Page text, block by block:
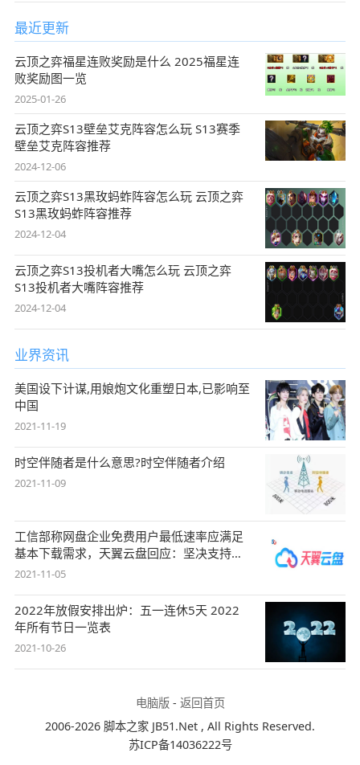
最近更新
云顶之弈福星连败奖励是什么 2025福星连
败奖励图一览
2025-01-26
云顶之弈S13壁垒艾克阵容怎么玩 S13赛季
壁垒艾克阵容推荐
2024-12-06
云顶之弈S13黑玫蚂蚱阵容怎么玩 云顶之弈
S13黑玫蚂蚱阵容推荐
2024-12-04
云顶之弈S13投机者大嘴怎么玩 云顶之弈
S13投机者大嘴阵容推荐
2024-12-04
业界资讯
美国设下计谋,用娘炮文化重塑日本,已影响至
中国
2021-11-19
时空伴随者是什么意思?时空伴随者介绍
2021-11-09
工信部称网盘企业免费用户最低速率应满足
基本下载需求，天翼云盘回应：坚决支持，
始终
2021-11-05
2022年放假安排出炉：五一连休5天 2022
年所有节日一览表
2021-10-26
电脑版- 返回首页
2006-2026 脚本之家 JB51.Net , All Rights Reserved.
苏ICP备14036222号